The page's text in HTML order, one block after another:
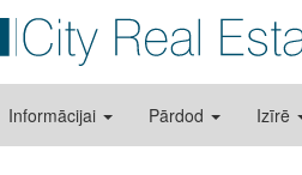
Informācijai Pārdod Izīrē